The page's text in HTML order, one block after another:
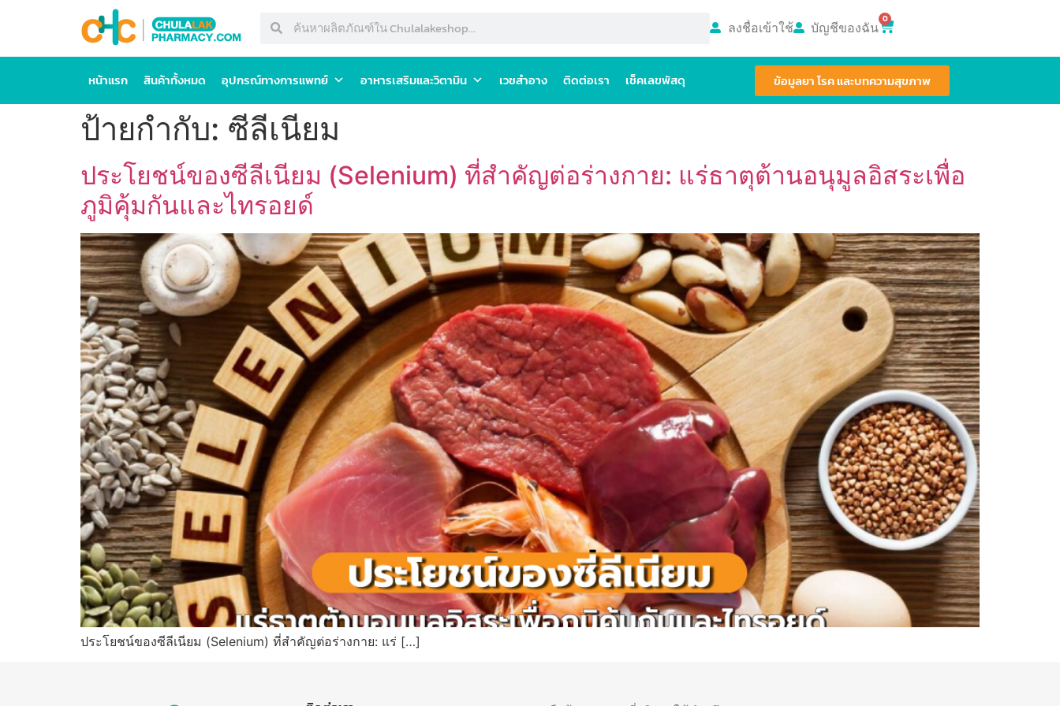
ลงชื่อเข้าใช้ บัญชีของฉัน 0
หน้าแรก สินค้าทั้งหมด อุปกรณ์ทางการแพทย์ อาหารเสริมและวิตามิน เวชสำอาง ติดต่อเรา เช็คเลขพัสดุ ข้อมูลยา โรค และบทความสุขภาพ
ป้ายกำกับ: ซีลีเนียม
ประโยชน์ของซีลีเนียม (Selenium) ที่สำคัญต่อร่างกาย: แร่ธาตุต้านอนุมูลอิสระเพื่อ
ภูมิคุ้มกันและไทรอยด์
ประโยชน์ของซีลีเนียม (Selenium) ที่สำคัญต่อร่างกาย: แร่ […]